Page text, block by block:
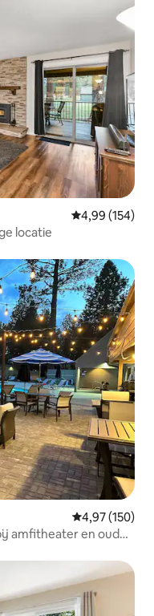
Gemiddelde
4,99 (154)
locatie
Gemiddelde
4,97 (150)
amfitheater en oude